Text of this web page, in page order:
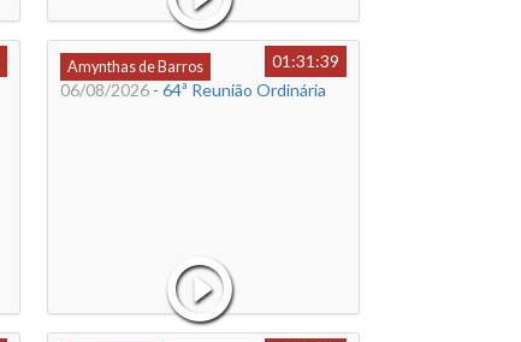
Amynthas de Barros
01:31:39
06/08/2026 - 64ª Reunião Ordinária